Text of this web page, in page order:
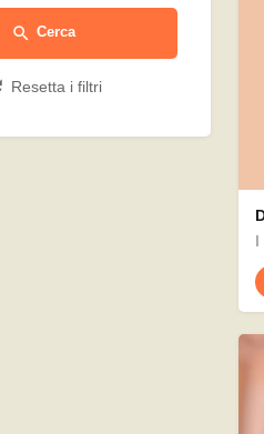
Cerca
Resetta i filtri